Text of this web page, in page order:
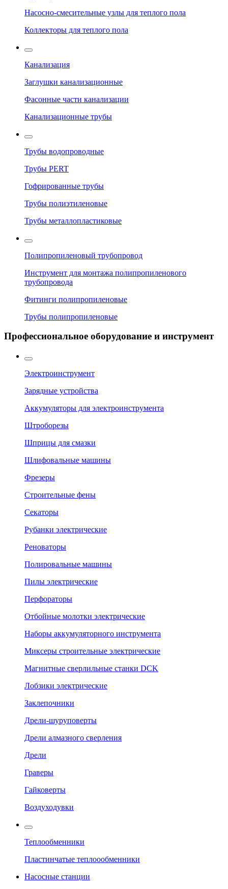
Насосно-смесительные узлы для теплого пола
Коллекторы для теплого пола
Канализация
Заглушки канализационные
Фасонные части канализации
Канализационные трубы
Трубы водопроводные
Трубы PERT
Гофрированные трубы
Трубы полиэтиленовые
Трубы металлопластиковые
Полипропиленовый трубопровод
Инструмент для монтажа полипропиленового
трубопровода
Фитинги полипропиленовые
Трубы полипропиленовые
Профессиональное оборудование и инструмент
Электроинструмент
Зарядные устройства
Аккумуляторы для электроинструмента
Штроборезы
Шприцы для смазки
Шлифовальные машины
Фрезеры
Строительные фены
Секаторы
Рубанки электрические
Реноваторы
Полировальные машины
Пилы электрические
Перфораторы
Отбойные молотки электрические
Наборы аккумуляторного инструмента
Миксеры строительные электрические
Магнитные сверлильные станки DCK
Лобзики электрические
Заклепочники
Дрели-шуруповерты
Дрели алмазного сверления
Дрели
Граверы
Гайковерты
Воздуходувки
Теплообменники
Пластинчатые теплоообменники
Насосные станции